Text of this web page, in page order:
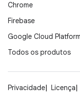
Chrome
Firebase
Google Cloud Platform
Todos os produtos
Privacidade Licença